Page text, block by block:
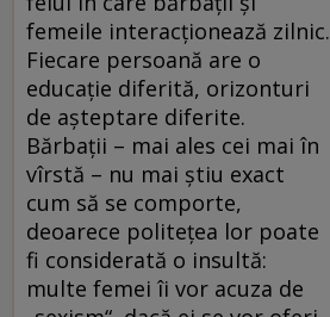
femeile interacţionează zilnic.
Fiecare persoană are o
educaţie diferită, orizonturi
de aşteptare diferite.
Bărbaţii – mai ales cei mai în
vîrstă – nu mai ştiu exact
cum să se comporte,
deoarece politeţea lor poate
fi considerată o insultă:
multe femei îi vor acuza de